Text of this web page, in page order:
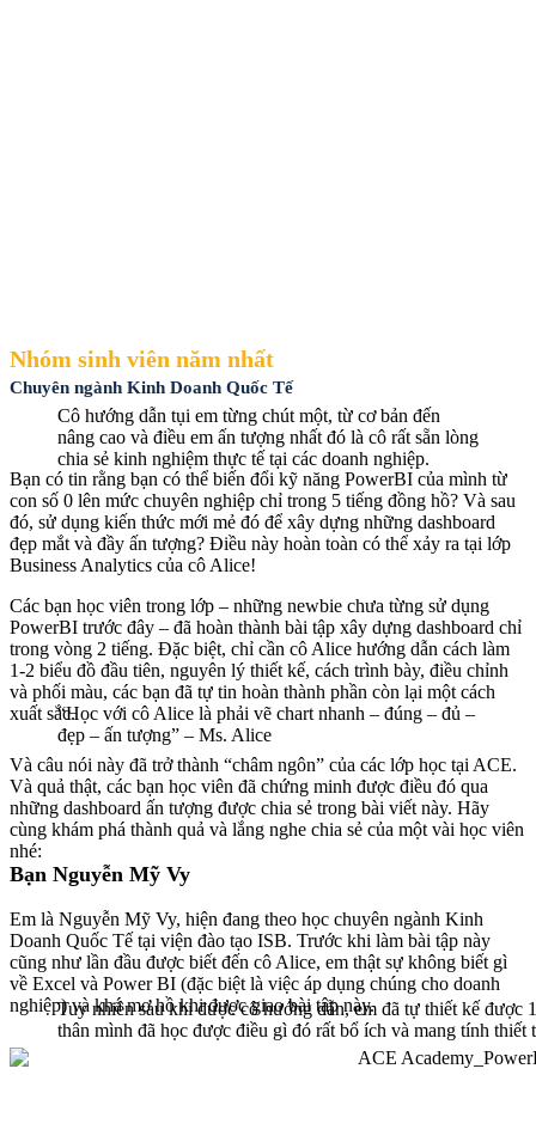
Nhóm sinh viên năm nhất
Chuyên ngành Kinh Doanh Quốc Tế
Cô hướng dẫn tụi em từng chút một, từ cơ bản đến
nâng cao và điều em ấn tượng nhất đó là cô rất sẵn lòng
chia sẻ kinh nghiệm thực tế tại các doanh nghiệp.
Bạn có tin rằng bạn có thể biến đổi kỹ năng PowerBI của mình từ
con số 0 lên mức chuyên nghiệp chỉ trong 5 tiếng đồng hồ? Và sau
đó, sử dụng kiến thức mới mẻ đó để xây dựng những dashboard
đẹp mắt và đầy ấn tượng? Điều này hoàn toàn có thể xảy ra tại lớp
Business Analytics của cô Alice!
Các bạn học viên trong lớp – những newbie chưa từng sử dụng
PowerBI trước đây – đã hoàn thành bài tập xây dựng dashboard chỉ
trong vòng 2 tiếng. Đặc biệt, chỉ cần cô Alice hướng dẫn cách làm
1-2 biểu đồ đầu tiên, nguyên lý thiết kế, cách trình bày, điều chỉnh
và phối màu, các bạn đã tự tin hoàn thành phần còn lại một cách
xuất sắc.“Học với cô Alice là phải vẽ chart nhanh – đúng – đủ –
đẹp – ấn tượng” – Ms. Alice
Và câu nói này đã trở thành “châm ngôn” của các lớp học tại ACE.
Và quả thật, các bạn học viên đã chứng minh được điều đó qua
những dashboard ấn tượng được chia sẻ trong bài viết này. Hãy
cùng khám phá thành quả và lắng nghe chia sẻ của một vài học viên
nhé:
Bạn Nguyễn Mỹ Vy
Em là Nguyễn Mỹ Vy, hiện đang theo học chuyên ngành Kinh
Doanh Quốc Tế tại viện đào tạo ISB. Trước khi làm bài tập này
cũng như lần đầu được biết đến cô Alice, em thật sự không biết gì
về Excel và Power BI (đặc biệt là việc áp dụng chúng cho doanh
nghiệp) và khá mơ hồ khi được giao bài tập này.
Tuy nhiên sau khi được cô hướng dẫn, em đã tự thiết kế được
thân mình đã học được điều gì đó rất bổ ích và mang tính thiết